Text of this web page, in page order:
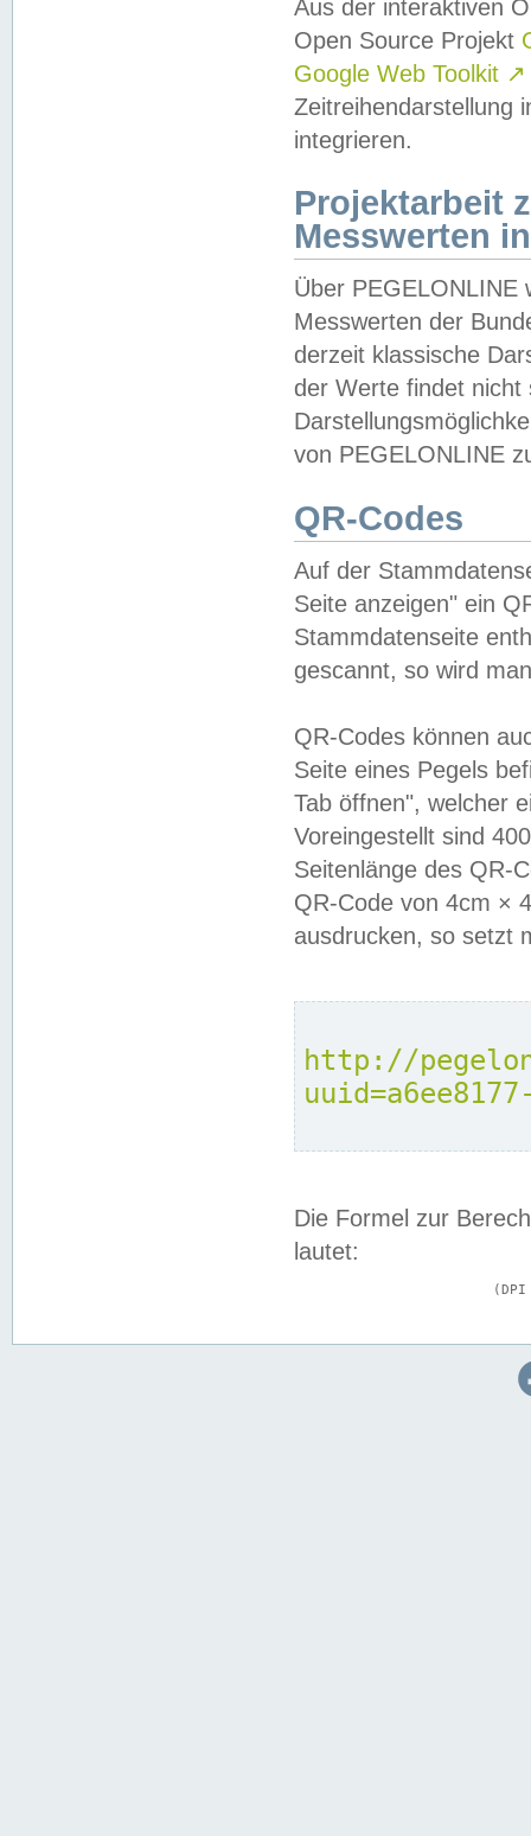
Aus der interaktiven
Open Source Projekt
Google Web Toolkit ↗
Zeitreihendarstellung
integrieren.
Projektarbeit
Messwerten
Über PEGELONLINE
Messwerten der
derzeit klassische
der Werte findet
von PEGELONLINE
QR-Codes
Auf der
Seite anzeigen" ein
Stammdatenseite
gescannt, so wird
QR-Codes können
Seite eines Pegels
Tab öffnen", welcher
Voreingestellt sind
Seitenlänge des QR-
QR-Code von 4cm ×
ausdrucken, so setzt
http://
Die Formel zur
lautet: